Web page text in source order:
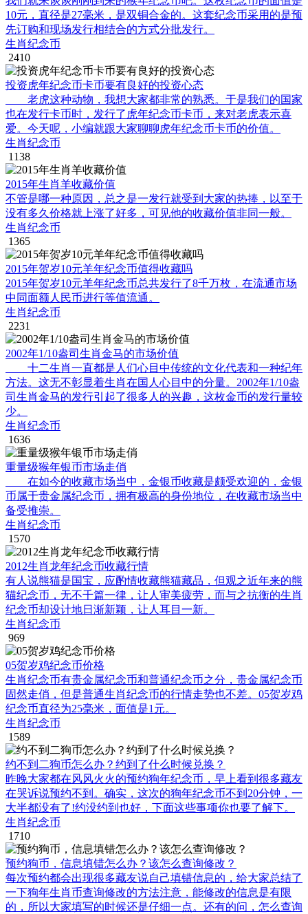
10元，直径是27毫米，是双铜合金的。这套纪念币采用的是预
先订购和现场发行相结合的方式分批发行。
生肖纪念币
2410
投资虎年纪念币卡币要有良好的投资心态
老虎这种动物，我想大家都非常的熟悉。于是我们的国家
也在发行卡币时，发行了虎年纪念币卡币，来对老虎表示喜
爱。今天呢，小编就跟大家聊聊虎年纪念币卡币的价值。
生肖纪念币
1138
2015年生肖羊收藏价值
不管是哪一种原因，总之是一发行就受到大家的热捧，以至于
没有多久价格就上涨了好多，可见他的收藏价值非同一般。
生肖纪念币
1365
2015年贺岁10元羊年纪念币值得收藏吗
2015年贺岁10元羊年纪念币总共发行了8千万枚，在流通市场
中同面额人民币进行等值流通。
生肖纪念币
2231
2002年1/10盎司生肖金马的市场价值
十二生肖一直都是人们心目中传统的文化代表和一种纪年
方法。这无不彰显着生肖在国人心目中的分量。2002年1/10盎
司生肖金马的发行引起了很多人的兴趣，这枚金币的发行量较
少。
生肖纪念币
1636
重量级猴年银币市场走俏
在如今的收藏市场当中，金银币收藏是颇受欢迎的，金银
币属于贵金属纪念币，拥有极高的身份地位，在收藏市场当中
备受推崇。
生肖纪念币
1570
2012生肖龙年纪念币收藏行情
有人说熊猫是国宝，应酌情收藏熊猫藏品，但观之近年来的熊
猫纪念币，无不千篇一律，让人审美疲劳，而与之抗衡的生肖
纪念币却设计地日渐新颖，让人耳目一新。
生肖纪念币
969
05贺岁鸡纪念币价格
生肖纪念币有贵金属纪念币和普通纪念币之分，贵金属纪念币
固然走俏，但是普通生肖纪念币的行情走势也不差。05贺岁鸡
纪念币直径为25毫米，面值是1元。
生肖纪念币
1589
约不到二狗币怎么办？约到了什么时候兑换？
昨晚大家都在风风火火的预约狗年纪念币，早上看到很多藏友
在哭诉说预约不到。确实，这次的狗年纪念币不到20分钟，一
大半都没有了!约没约到也好，下面这些事项你也要了解下。
生肖纪念币
1710
预约狗币，信息填错怎么办？该怎么查询修改？
每次预约都会出现很多藏友说自己填错信息的，给大家总结了
一下狗年生肖币查询修改的方法注意，能修改的信息是有限
的，所以大家填写的时候还是仔细一点。还有的问，怎么查询